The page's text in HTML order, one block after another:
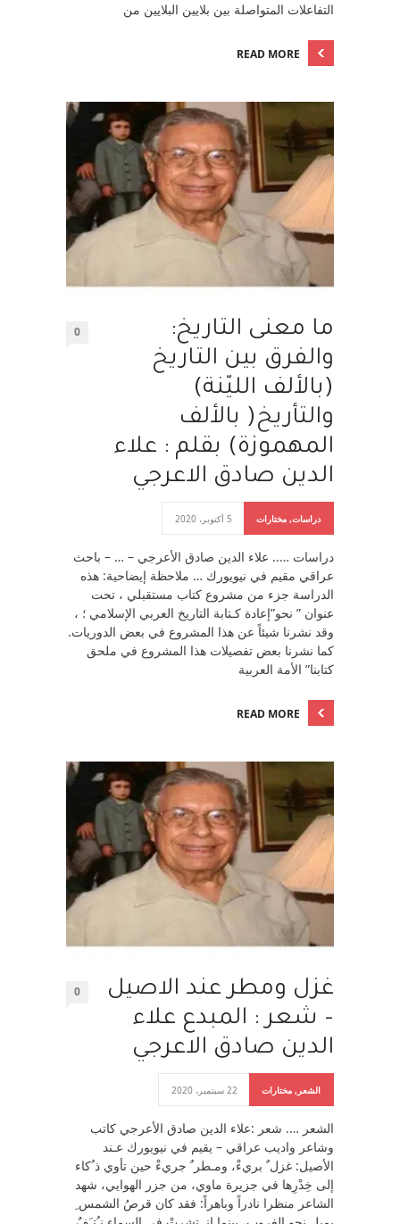
التفاعلات المتواصلة بين بلايين البلايين من
READ MORE
ما معنى التاريخ:
والفرق بين التاريخ
(بالألف الليّنة)
والتأريخ( بالألف
المهموزة) بقلم : علاء
الدين صادق الاعرجي
0
دراسات, مختارات 5 أكتوبر، 2020
دراسات ….. علاء الدين صادق الأعرجي – … – باحث
عراقي مقيم في نيويورك … ملاحظة إيضاحية: هذه
الدراسة جزء من مشروع كتاب مستقبلي ، تحت
عنوان ” نحو”إعادة كـتابة التاريخ العربي الإسلامي ؛ ،
وقد نشرنا شيئاً عن هذا المشروع في بعض الدوريات.
كما نشرنا بعض تفصيلات هذا المشروع في ملحق
كتابنا” الأمة العربية
READ MORE
غزل ومطر عند الاصيل
– شعر : المبدع علاء
الدين صادق الاعرجي
0
الشعر , مختارات 22 سبتمبر، 2020
الشعر …. شعر :علاء الدين صادق الأعرجي كاتب
وشاعر واديب عراقي – يقيم في نيويورك عـند
الأصيل: غزل ٌ بريءْ، ومـطر ٌ جريءْ حين تأوي ذ ُكاء
إلى خِدْرِها في جزيرة ماوي، من جزر الهوايي، شهد
الشاعر منظرا نادراً وباهراً: فقد كان قرصُ الشمس ِ